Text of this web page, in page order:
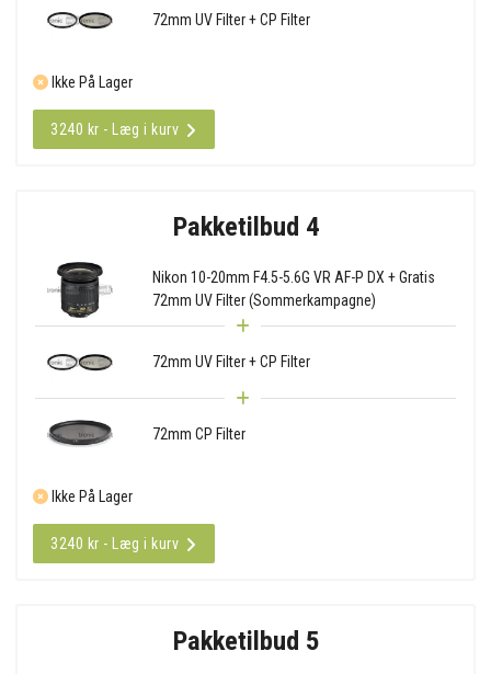
72mm UV Filter + CP Filter
Ikke På Lager
3240 kr - Læg i kurv
Pakketilbud 4
Nikon 10-20mm F4.5-5.6G VR AF-P DX + Gratis
72mm UV Filter (Sommerkampagne)
72mm UV Filter + CP Filter
72mm CP Filter
Ikke På Lager
3240 kr - Læg i kurv
Pakketilbud 5